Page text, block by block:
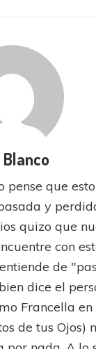
pense que
y
quizo que
con
de
dice el
Francella en
de tus Ojos)